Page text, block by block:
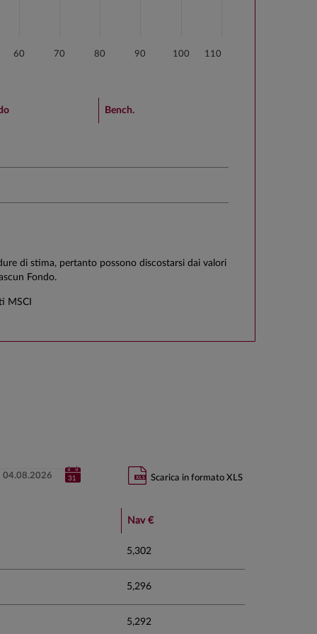
60 70 80 90 100 110
Bench.
di stima, pertanto possono discostarsi dai valori
Fondo.
MSCI
Scarica in formato XLS
Nav €
5,302
5,296
5,292